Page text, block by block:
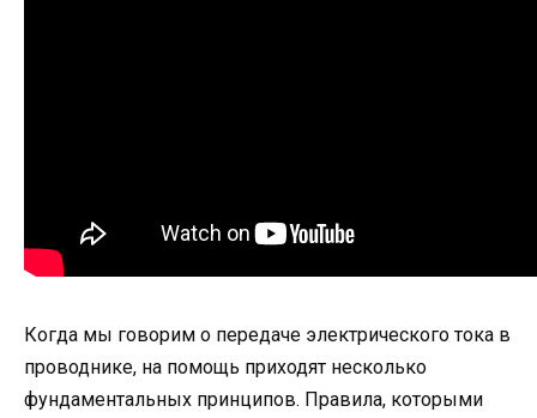
Когда мы говорим о передаче электрического тока в
проводнике, на помощь приходят несколько
фундаментальных принципов. Правила, которыми